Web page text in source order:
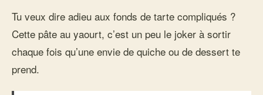
Tu veux dire adieu aux fonds de tarte compliqués ?
Cette pâte au yaourt, c’est un peu le joker à sortir
chaque fois qu’une envie de quiche ou de dessert te
prend.